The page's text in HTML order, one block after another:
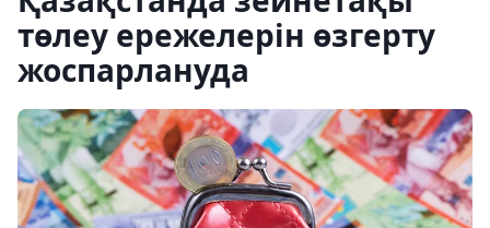
төлеу ережелерін өзгерту
жоспарлануда